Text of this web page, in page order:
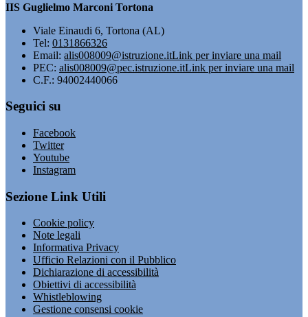
IIS Guglielmo Marconi Tortona
Viale Einaudi 6, Tortona (AL)
Tel: 0131866326
Email: alis008009@istruzione.itLink per inviare una mail
PEC: alis008009@pec.istruzione.itLink per inviare una mail
C.F.: 94002440066
Seguici su
Facebook
Twitter
Youtube
Instagram
Sezione Link Utili
Cookie policy
Note legali
Informativa Privacy
Ufficio Relazioni con il Pubblico
Dichiarazione di accessibilità
Obiettivi di accessibilità
Whistleblowing
Gestione consensi cookie